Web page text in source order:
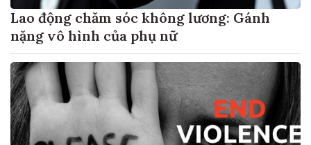
Lao động chăm sóc không lương: Gánh
nặng vô hình của phụ nữ